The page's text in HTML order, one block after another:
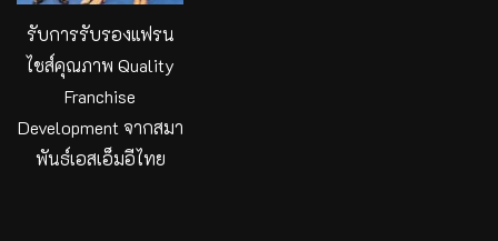
รับการรับรองแฟรน
ไชส์คุณภาพ Quality
Franchise
Development จากสมา
พันธ์เอสเอ็มอีไทย